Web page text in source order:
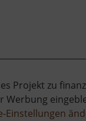
Projekt zu
Werbung
Einstellungen